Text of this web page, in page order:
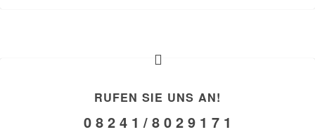
RUFEN SIE UNS AN!
0 8 2 4 1 / 8 0 2 9 1 7 1